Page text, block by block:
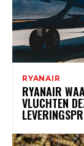
RYANAIR
RYANAIR
VLUCHTEN